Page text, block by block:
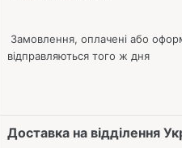
Замовлення, оплачені або
відправляються того ж дня
Доставка на відділення